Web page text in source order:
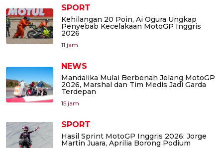
SPORT
Kehilangan 20 Poin, Ai Ogura Ungkap
Penyebab Kecelakaan MotoGP Inggris
2026
11 jam
NEWS
Mandalika Mulai Berbenah Jelang MotoGP
2026, Marshal dan Tim Medis Jadi Garda
Terdepan
15 jam
SPORT
Hasil Sprint MotoGP Inggris 2026: Jorge
Martin Juara, Aprilia Borong Podium